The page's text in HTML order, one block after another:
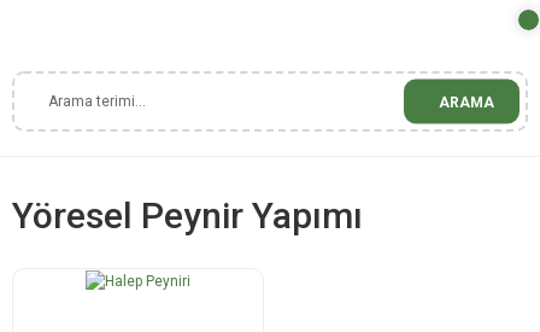
ARAMA
Yöresel Peynir Yapımı